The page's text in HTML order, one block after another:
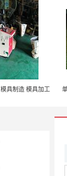
具制造 模具加工